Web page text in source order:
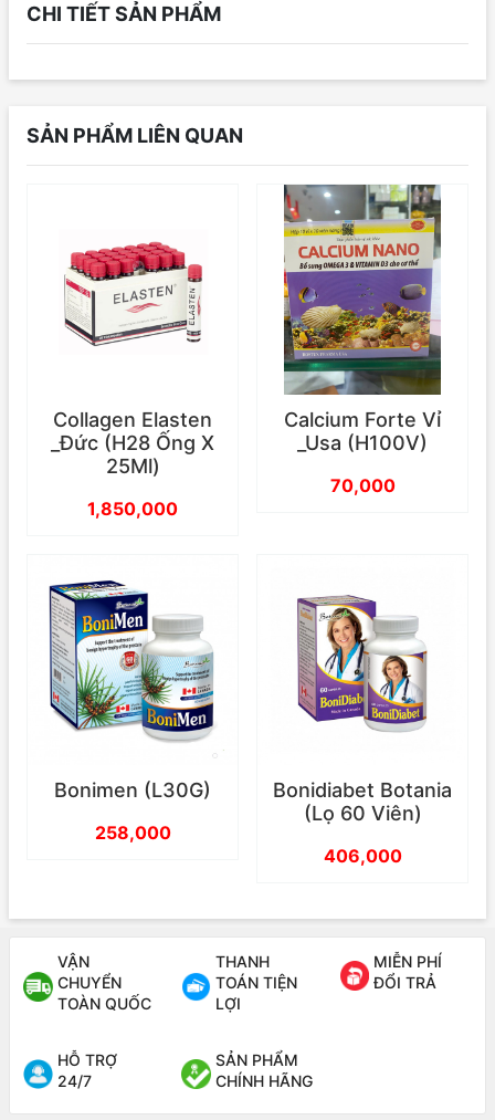
CHI TIẾT SẢN PHẨM
SẢN PHẨM LIÊN QUAN
Collagen Elasten
_Đức (H28 Ống X
25Ml)
1,850,000
Calcium Forte Vỉ
_Usa (H100V)
70,000
Bonimen (L30G)
258,000
Bonidiabet Botania
(Lọ 60 Viên)
406,000
VẬN
CHUYỂN
TOÀN QUỐC
THANH
TOÁN TIỆN
LỢI
MIỄN PHÍ
ĐỔI TRẢ
HỖ TRỢ
24/7
SẢN PHẨM
CHÍNH HÃNG